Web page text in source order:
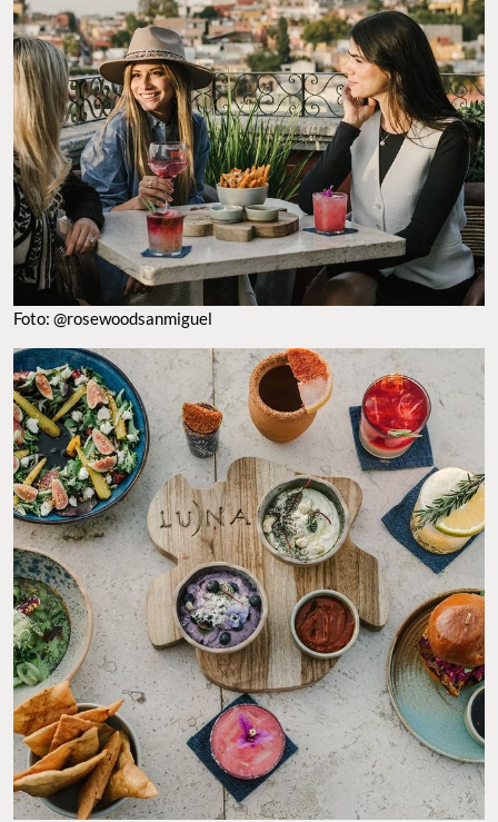
FOTO: @ROSEWOODSANMIGUEL
FOTO: @ROSEWOODSANMIGUEL
Te puede interesar:Esta antigua fábrica textil se restauró
como un centro artístico en San Miguel de Allende (más de 30
galerías y talleres) .
ROOFTOP MARA
En el último piso del hotel Felicianase encuentra Rooftop Mara,
el ‘spot’ ideal para una tarde entre amigos o en pareja. La
atmósfera casual con buena música, sillones cómodos, luces
cálidas, tragos refrescantes,cocina de autor y una gran alberca